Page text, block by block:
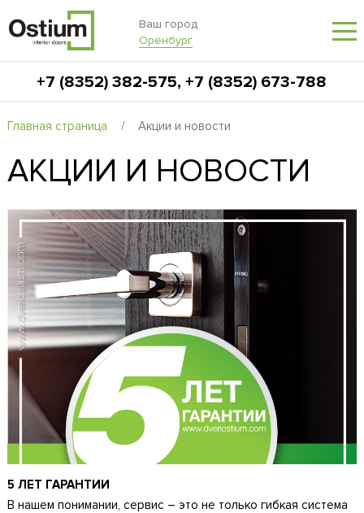
Ваш город
Оренбург
+7 (8352) 382-575, +7 (8352) 673-788
Главная страница / Акции и новости
АКЦИИ И НОВОСТИ
5 ЛЕТ ГАРАНТИИ
В нашем понимании, сервис – это не только гибкая система